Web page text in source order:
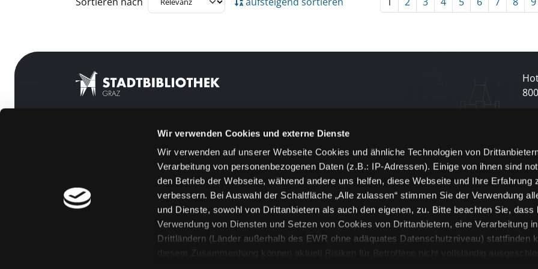
Wir verwenden Cookies und externe Dienste
Wir verwenden auf unserer Webseite Cookies und ähnliche Technologien von
Verarbeitung von personenbezogenen Daten (z.B.: IP-Adressen). Einige von ihnen sind
den Betrieb der Webseite, während andere uns helfen, diese Webseite und Ihre Erfahrung
verbessern. Bei Auswahl der Schaltfläche „Alle zulassen“ stimmen Sie der Verwendung
und Dienste, sowohl von Drittanbietern als auch den eigenen, zu. Bitte beachten Sie, dass
Verwendung von Diensten und Setzen von Cookies von Drittanbietern, eine Verarbeitung
Drittländern (Länder außerhalb des EWR ohne adäquates Datenschutzniveau) stattfinden
diesem Zusammenhang können aktuell Risiken für Betroffene nicht vollständig
800
[kju:b]
Feedback
Kontakt
Über uns
Jobs
Medienwunsch
FAQs